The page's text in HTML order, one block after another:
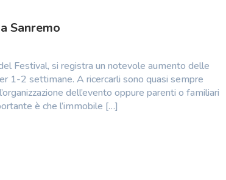
Sanremo
Festival, si registra un notevole aumento delle
1-2 settimane. A ricercarli sono quasi sempre
dell’evento oppure parenti o familiari
è che l’immobile […]